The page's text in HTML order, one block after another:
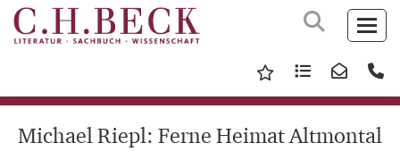
Michael Riepl: Ferne Heimat Altmontal